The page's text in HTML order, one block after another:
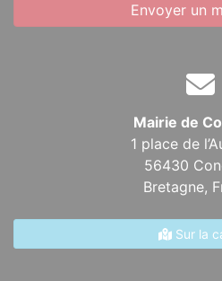
Envoyer un
Mairie de
1 place de
56430
Bretagne,
Sur la